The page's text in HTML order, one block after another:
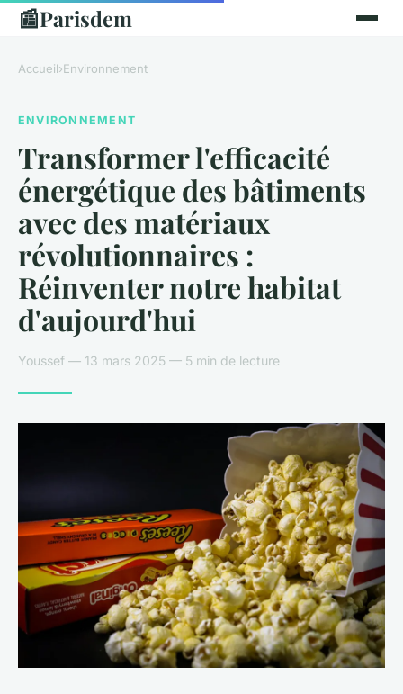
📰Parisdem
Accueil›Environnement
ENVIRONNEMENT
Transformer l'efficacité
énergétique des bâtiments
avec des matériaux
révolutionnaires :
Réinventer notre habitat
d'aujourd'hui
Youssef — 13 mars 2025 — 5 min de lecture